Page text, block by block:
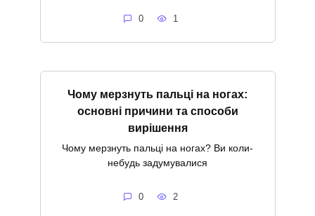
0 1
Чому мерзнуть пальці на ногах:
основні причини та способи
вирішення
Чому мерзнуть пальці на ногах? Ви коли-
небудь задумувалися
0 2